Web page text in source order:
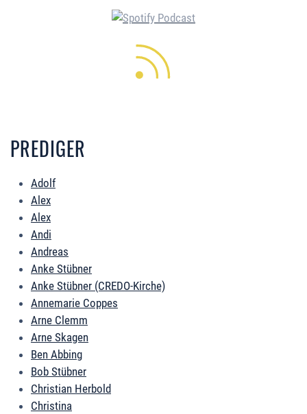
PREDIGER
Adolf
Alex
Alex
Andi
Andreas
Anke Stübner
Anke Stübner (CREDO-Kirche)
Annemarie Coppes
Arne Clemm
Arne Skagen
Ben Abbing
Bob Stübner
Christian Herbold
Christina